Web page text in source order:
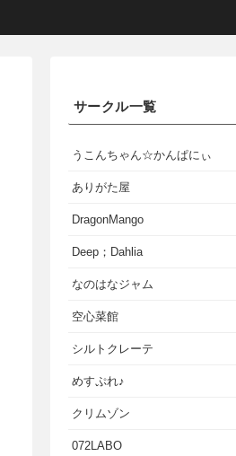
サークル一覧
うこんちゃん☆かんぱにぃ
ありがた屋
DragonMango
Deep；Dahlia
なのはなジャム
空心菜館
シルトクレーテ
めすぷれ♪
クリムゾン
072LABO